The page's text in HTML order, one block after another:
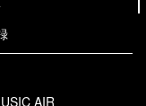
AIR